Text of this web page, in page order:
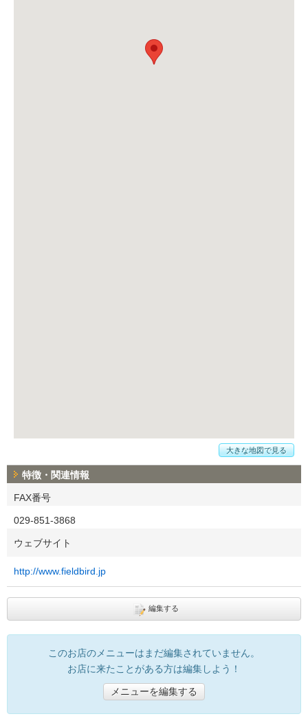
大きな地図で見る
特徴・関連情報
FAX番号
029-851-3868
ウェブサイト
http://www.fieldbird.jp
編集する
このお店のメニューはまだ編集されていません。
お店に来たことがある方は編集しよう！
メニューを編集する